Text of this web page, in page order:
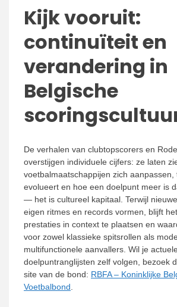
Kijk vooruit:
continuïteit en
verandering in
Belgische
De verhalen van clubtopscorers en
overstijgen individuele cijfers: ze laten
voetbalmaatschappijen zich aanpassen,
evolueert en hoe een doelpunt meer is
— het is cultureel kapitaal. Terwijl
eigen ritmes en records vormen, blijft
prestaties in context te plaatsen en
voor zowel klassieke spitsrollen als
multifunctionele aanvallers. Wil je
doelpuntranglijsten zelf volgen, bezoek
site van de bond: RBFA – Koninklijke
Voetbalbond